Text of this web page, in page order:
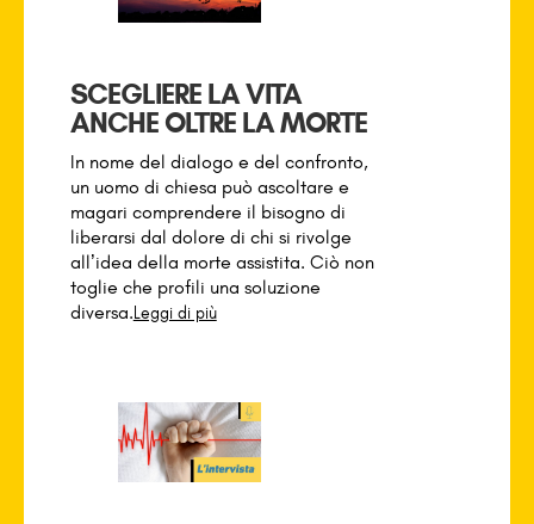
SCEGLIERE LA VITA
ANCHE OLTRE LA MORTE
In nome del dialogo e del confronto,
un uomo di chiesa può ascoltare e
magari comprendere il bisogno di
liberarsi dal dolore di chi si rivolge
all’idea della morte assistita. Ciò non
toglie che profili una soluzione
diversa.Leggi di più